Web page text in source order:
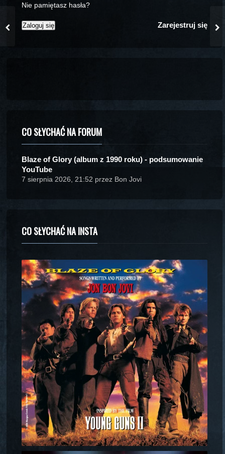
Nie pamiętasz hasła?
Zarejestruj się
CO SŁYCHAĆ NA FORUM
Blaze of Glory (album z 1990 roku) - podsumowanie
YouTube
7 sierpnia 2026, 21:52 przez Bon Jovi
CO SŁYCHAĆ NA INSTA